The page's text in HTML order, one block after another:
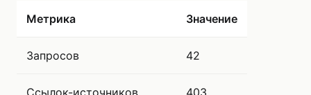
Метрика Значение
Запросов 42
Ссылок-источников 403